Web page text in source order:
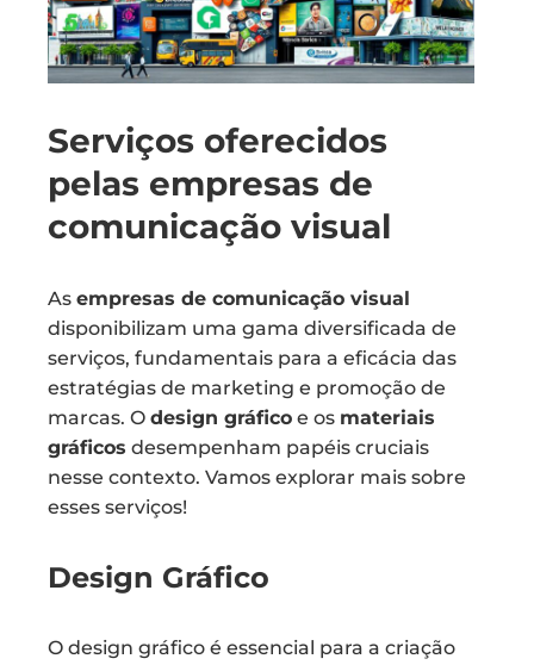
Serviços oferecidos
pelas empresas de
comunicação visual
As empresas de comunicação visual
disponibilizam uma gama diversificada de
serviços, fundamentais para a eficácia das
estratégias de marketing e promoção de
marcas. O design gráfico e os materiais
gráficos desempenham papéis cruciais
nesse contexto. Vamos explorar mais sobre
esses serviços!
Design Gráfico
O design gráfico é essencial para a criação